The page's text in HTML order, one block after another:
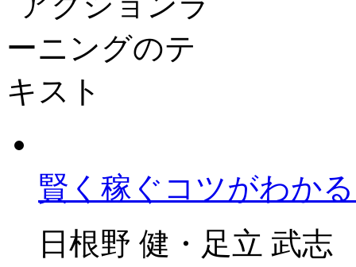
賢く稼ぐコツがわか
日根野 健・足立 武志